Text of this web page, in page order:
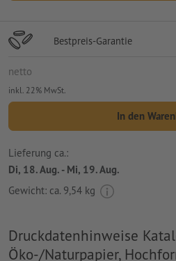
Bestpreis-Garantie
netto
inkl. 22% MwSt.
In den
Lieferung ca.:
Di, 18. Aug. - Mi, 19. Aug.
Gewicht: ca. 9,54 kg
Druckdatenhinweise
Öko-/Naturpapier,